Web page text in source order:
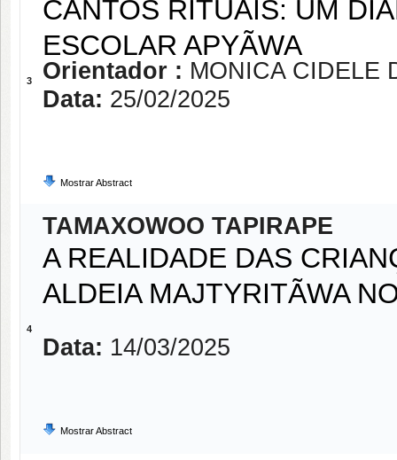
3
CANTOS RITUAIS: UM
ESCOLAR APYÃWA
Orientador : MONICA CIDELE
Data: 25/02/2025
Mostrar Abstract
4
TAMAXOWOO TAPIRAPE
A REALIDADE DAS
ALDEIA MAJTYRITÃWA
Data: 14/03/2025
Mostrar Abstract